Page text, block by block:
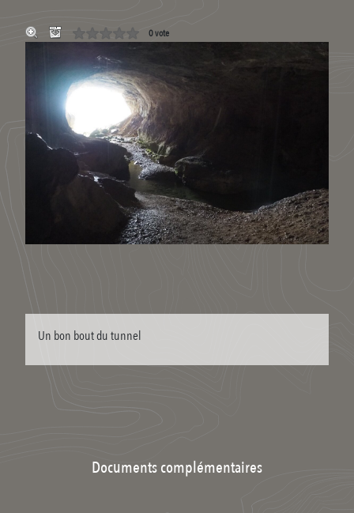
0 vote
Un bon bout du tunnel
Documents complémentaires